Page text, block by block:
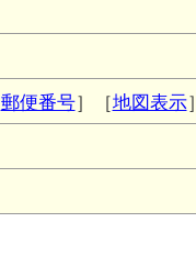
郵便番号］［地図表示］